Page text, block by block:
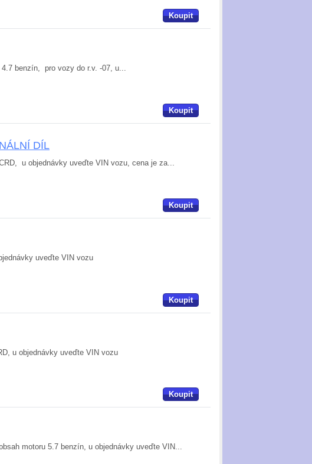
Koupit
benzín, pro vozy do r.v. -07, u...
Koupit
DÍL
u objednávky uveďte VIN vozu, cena je za...
Koupit
uveďte VIN vozu
Koupit
u objednávky uveďte VIN vozu
Koupit
motoru 5.7 benzín, u objednávky uveďte VIN...